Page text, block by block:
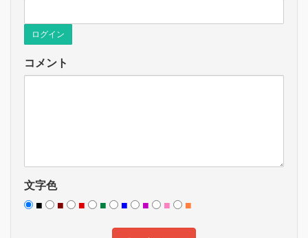
ログイン
コメント
文字色
■
■ ■ ■ ■ ■ ■ ■